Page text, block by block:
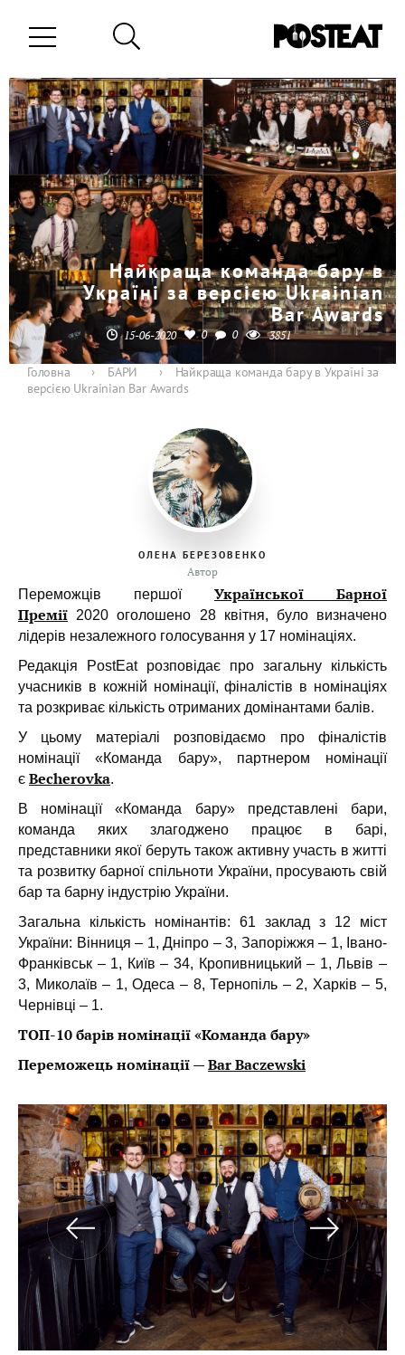
Найкраща команда бару в
Україні за версією Ukrainian
Bar Awards
15-06-2020 0 0 3851
Головна › БАРИ ›
Найкраща команда бару в Україні за
версією Ukrainian Bar Awards
ОЛЕНА БЕРЕЗОВЕНКО
Автор
Переможців першої Української Барної
Премії 2020 оголошено 28 квітня, було визначено
лідерів незалежного голосування у 17 номінаціях.
Редакція PostEat розповідає про загальну кількість
учасників в кожній номінації, фіналістів в номінаціях
та розкриває кількість отриманих домінантами балів.
У цьому матеріалі розповідаємо про фіналістів
номінації «Команда бару», партнером номінації
є Becherovka.
В номінації «Команда бару» представлені бари,
команда яких злагоджено працює в барі,
представники якої беруть також активну участь в житті
та розвитку барної спільноти України, просувають свій
бар та барну індустрію України.
Загальна кількість номінантів: 61 заклад з 12 міст
України: Вінниця – 1, Дніпро – 3, Запоріжжя – 1, Івано-
Франківськ – 1, Київ – 34, Кропивницький – 1, Львів –
3, Миколаїв – 1, Одеса – 8, Тернопіль – 2, Харків – 5,
Чернівці – 1.
ТОП-10 барів номінації «Команда бару»
Переможець номінації —Bar Baczewski